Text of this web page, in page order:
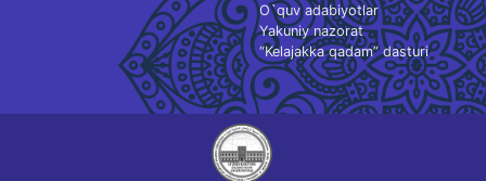
O`quv adabiyotlar
Yakuniy nazorat
“Kelajakka qadam” dasturi